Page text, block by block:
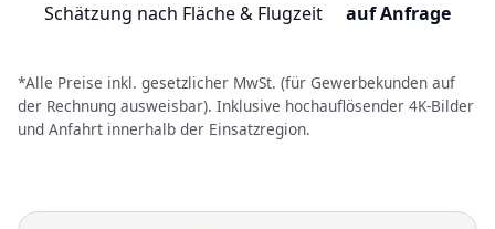
Schätzung nach Fläche & Flugzeit auf Anfrage
*Alle Preise inkl. gesetzlicher MwSt. (für Gewerbekunden auf
der Rechnung ausweisbar). Inklusive hochauflösender 4K-Bilder
und Anfahrt innerhalb der Einsatzregion.